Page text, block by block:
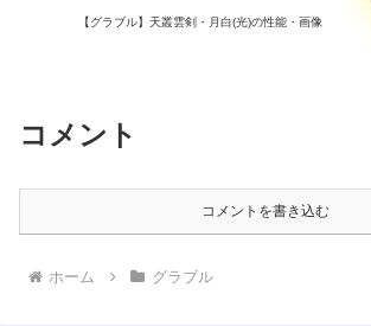
【グラブル】天叢雲剣・月白(光)の性能・画像
コメント
コメントを書き込む
ホーム グラブル